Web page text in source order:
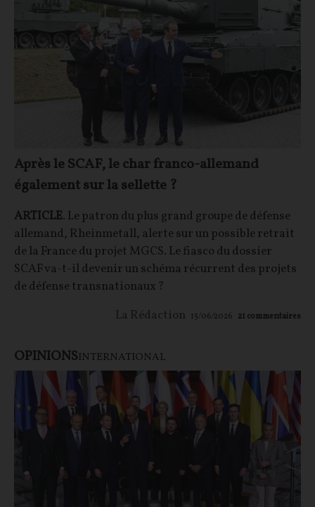
Après le SCAF, le char franco-allemand
également sur la sellette ?
ARTICLE. Le patron du plus grand groupe de défense
allemand, Rheinmetall, alerte sur un possible retrait
de la France du projet MGCS. Le fiasco du dossier
SCAF va-t-il devenir un schéma récurrent des projets
de défense transnationaux ?
La Rédaction 15/06/2026 21 commentaires
OPINIONSINTERNATIONAL